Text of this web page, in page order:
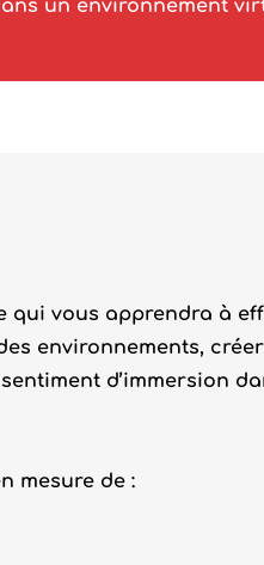
un environnement
qui vous apprendra à
environnements,
d’immersion
mesure de :